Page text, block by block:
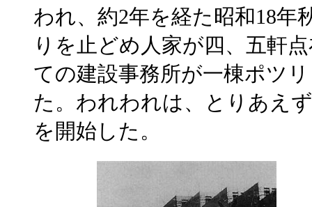
われ、約2年を経た昭和18年
りを止どめ人家が四、五軒
ての建設事務所が一棟ポツ
た。われわれは、とりあえ
を開始した。